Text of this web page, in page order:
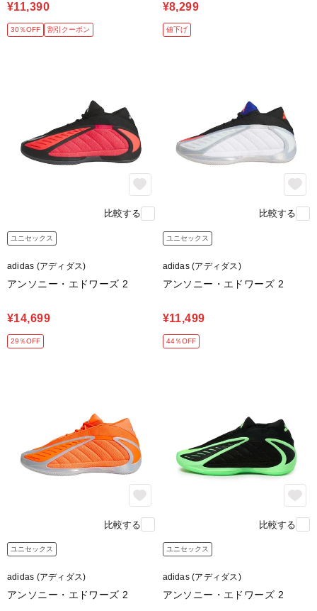
¥11,390
30％OFF 割引クーポン
¥8,299
値下げ
比較する
ユニセックス
adidas (アディダス)
アンソニー・エドワーズ 2
¥14,699
29％OFF
比較する
ユニセックス
adidas (アディダス)
アンソニー・エドワーズ 2
¥11,499
44％OFF
比較する
ユニセックス
adidas (アディダス)
アンソニー・エドワーズ 2
比較する
ユニセックス
adidas (アディダス)
アンソニー・エドワーズ 2